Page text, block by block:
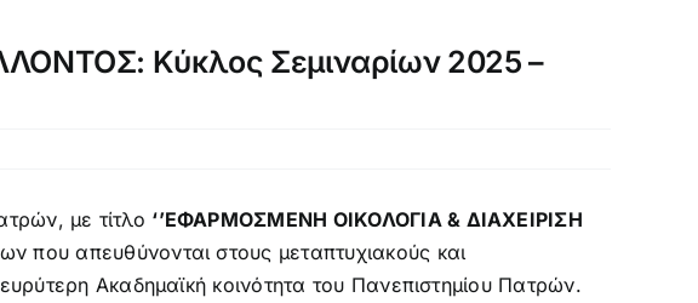
Κύκλος Σεμιναρίων 2025 –
με τίτλο ‘’ΕΦΑΡΜΟΣΜΕΝΗ ΟΙΚΟΛΟΓΙΑ & ΔΙΑΧΕΙΡΙΣΗ
που απευθύνονται στους μεταπτυχιακούς και
Ακαδημαϊκή κοινότητα του Πανεπιστημίου Πατρών.